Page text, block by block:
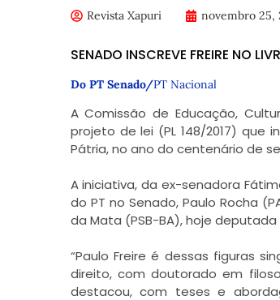
Revista Xapuri novembro 25,
SENADO INSCREVE FREIRE NO
Do PT Senado/PT Nacional
A Comissão de Educação,
projeto de lei (PL 148/2017) que
Pátria, no ano do centenário de
A iniciativa, da ex-senadora
do PT no Senado, Paulo Rocha
da Mata (PSB-BA), hoje
“Paulo Freire é dessas figuras
direito, com doutorado em
destacou, com teses e